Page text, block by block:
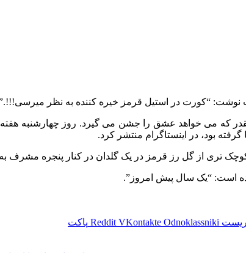
نوشت: “کورت در استیل قرمز خیره کننده به نظر
بود، در اینستاگرام منتشر کرد.
تری از گل رز قرمز در یک گلدان در کنار پنجره مشرف
است: “یک سال پیش امروز”.
Reddit VKontakte Odnoklassniki
پاکت